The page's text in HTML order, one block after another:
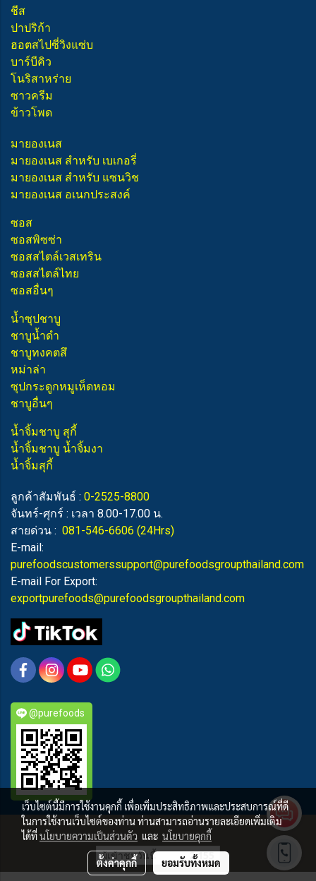
ชีส
ปาปริก้า
ฮอตสไปซี่วิงแซ่บ
บาร์บีคิว
โนริสาหร่าย
ซาวครีม
ข้าวโพด
มายองเนส
มายองเนส สำหรับ เบเกอรี่
มายองเนส สำหรับ แซนวิช
มายองเนส อเนกประสงค์
ซอส
ซอสพิซซ่า
ซอสสไตล์เวสเทริน
ซอสสไตล์ไทย
ซอสอื่นๆ
น้ำซุปชาบู
ชาบูน้ำดำ
ชาบูทงคตสึ
หม่าล่า
ซุปกระดูกหมูเห็ดหอม
ชาบูอื่นๆ
น้ำจิ้มชาบู สุกี้
น้ำจิ้มชาบู น้ำจิ้มงา
น้ำจิ้มสุกี้
ลูกค้าสัมพันธ์ : 0-2525-8800
จันทร์-ศุกร์ : เวลา 8.00-17.00 น.
สายด่วน : 081-546-6606 (24Hrs)
E-mail:
purefoodscustomerssupport@purefoodsgroupthailand.com
E-mail For Export:
exportpurefoods@purefoodsgroupthailand.com
@purefoods
PUREFOODS
ผู้เข้าชมวันนี้
2,155
เว็บไซต์นี้มีการใช้งานคุกกี้ เพื่อเพิ่มประสิทธิภาพและประสบการณ์ที่ดี
ในการใช้งานเว็บไซต์ของท่าน ท่านสามารถอ่านรายละเอียดเพิ่มเติม
ได้ที่นโยบายความเป็นส่วนตัว และ นโยบายคุกกี้
ตั้งค่าคุกกี้ ยอมรับทั้งหมด